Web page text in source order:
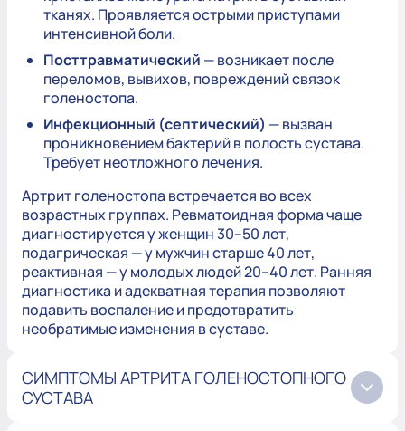
тканях. Проявляется острыми приступами
интенсивной боли.
Посттравматический — возникает после
переломов, вывихов, повреждений связок
голеностопа.
Инфекционный (септический) — вызван
проникновением бактерий в полость сустава.
Требует неотложного лечения.
Артрит голеностопа встречается во всех
возрастных группах. Ревматоидная форма чаще
диагностируется у женщин 30–50 лет,
подагрическая — у мужчин старше 40 лет,
реактивная — у молодых людей 20–40 лет. Ранняя
диагностика и адекватная терапия позволяют
подавить воспаление и предотвратить
необратимые изменения в суставе.
СИМПТОМЫ АРТРИТА ГОЛЕНОСТОПНОГО
СУСТАВА